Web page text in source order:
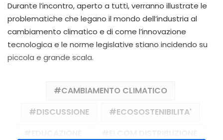
Durante l’incontro, aperto a tutti, verranno illustrate le
problematiche che legano il mondo dell’industria al
cambiamento climatico e di come l’innovazione
tecnologica e le norme legislative stiano incidendo su
piccola e grande scala.
CAMBIAMENTO CLIMATICO
DISCUSSIONE
ECOSOSTENIBILITA'